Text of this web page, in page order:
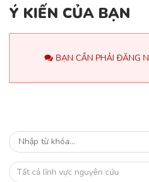
Ý KIẾN CỦA BẠN
BẠN CẦN PHẢI ĐĂNG
Tất cả lĩnh vực nguyên cứu